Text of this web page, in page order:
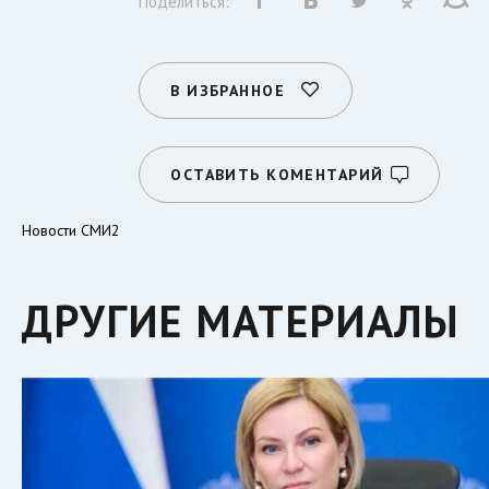
В ИЗБРАННОЕ
ОСТАВИТЬ КОМЕНТАРИЙ
Новости СМИ2
ДРУГИЕ МАТЕРИАЛЫ